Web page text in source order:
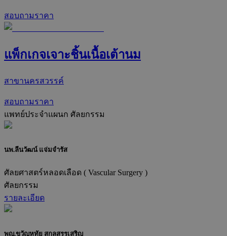
สอบถามราคา
แพ็กเกจเจาะชิ้นเนื้อเต้านม
สาขานครสวรรค์
สอบถามราคา
แพทย์ประจำแผนก ศัลยกรรม
นพ.ลีนวัฒน์ แจ่มจำรัส
ศัลยศาสตร์หลอดเลือด ( Vascular Surgery )
ศัลยกรรม
รายละเอียด
พญ.ขวัญหทัย สกุลสรรเสริญ